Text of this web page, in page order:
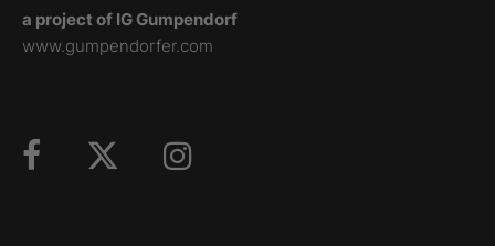
a project of IG Gumpendorf
www.gumpendorfer.com